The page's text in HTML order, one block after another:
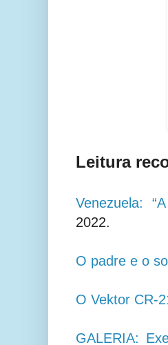
Leitura
Venezuela:
2022.
O padre e o
O Vektor CR-
GALERIA: